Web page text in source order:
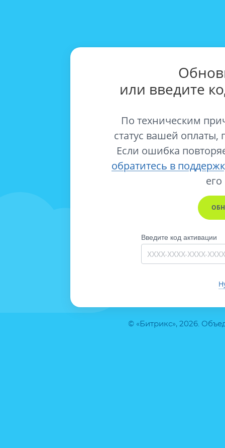
© «Битрикс», 2026.
или введите
По техническим
статус вашей оплаты,
Если ошибка
обратитесь в
его
Введите код активации